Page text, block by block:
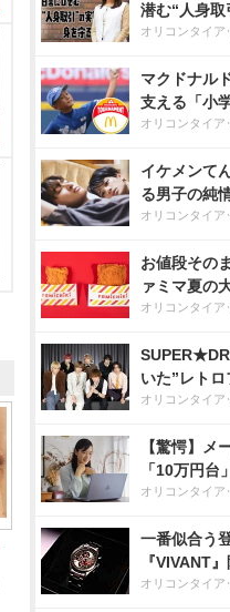
潜む“人身
オリコンタイア
マクドナル
支える「小
オリコンタイア
イケメンて
る男子の純
オリコンタイア
お値段その
ァミマ夏の
オリコンタイア
いた”レト
オリコンタイア
【驚愕】メ
「10万円台
オリコンタイア
一番似合う
『VIVANT
オリコンタイア